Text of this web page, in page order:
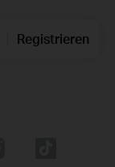
Registrieren